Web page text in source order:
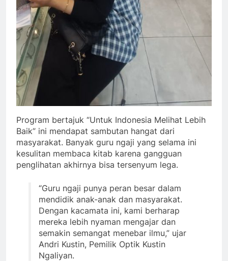
Program bertajuk “Untuk Indonesia Melihat Lebih
Baik” ini mendapat sambutan hangat dari
masyarakat. Banyak guru ngaji yang selama ini
kesulitan membaca kitab karena gangguan
penglihatan akhirnya bisa tersenyum lega.
“Guru ngaji punya peran besar dalam
mendidik anak-anak dan masyarakat.
Dengan kacamata ini, kami berharap
mereka lebih nyaman mengajar dan
semakin semangat menebar ilmu,” ujar
Andri Kustin, Pemilik Optik Kustin
Ngaliyan.